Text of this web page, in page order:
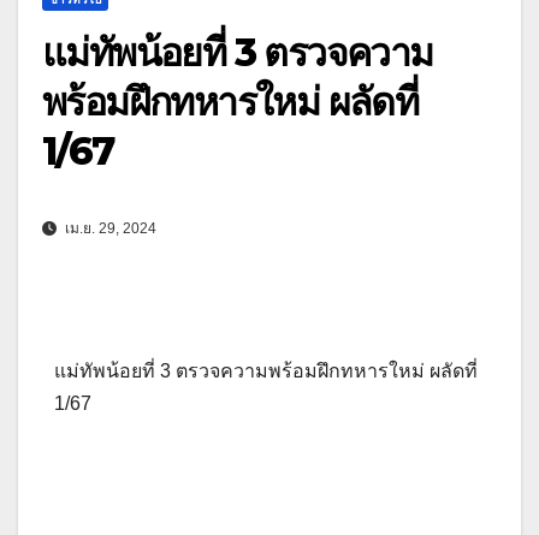
แม่ทัพน้อยที่ 3 ตรวจความ
พร้อมฝึกทหารใหม่ ผลัดที่
1/67
เม.ย. 29, 2024
แม่ทัพน้อยที่ 3 ตรวจความพร้อมฝึกทหารใหม่ ผลัดที่
1/67